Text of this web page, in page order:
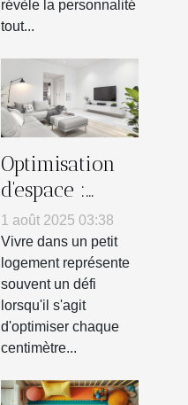
révèle la personnalité
tout...
Optimisation
d'espace :
solutions
créatives pour
petits
logements
1 août 2025 03:38
Vivre dans un petit
logement représente
souvent un défi
lorsqu'il s'agit
d'optimiser chaque
centimètre...